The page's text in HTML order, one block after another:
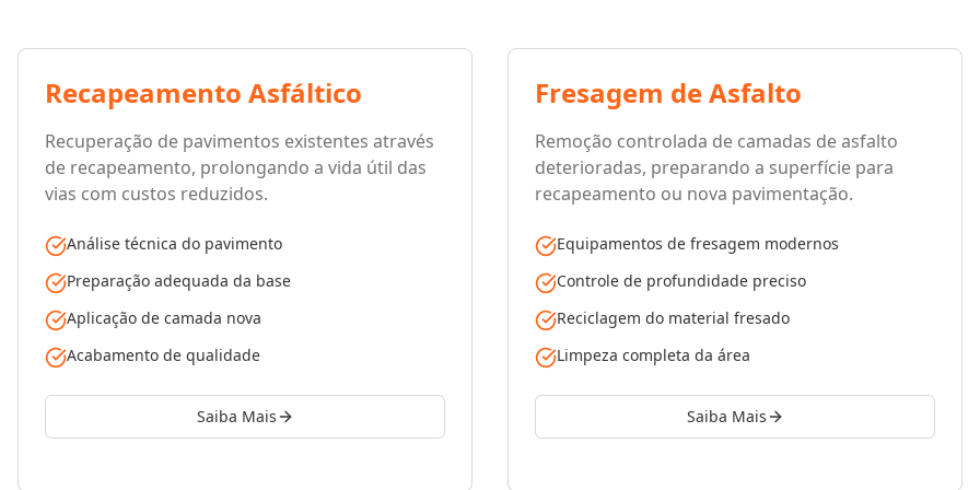
Recapeamento Asfáltico
Recuperação de pavimentos existentes através
de recapeamento, prolongando a vida útil das
vias com custos reduzidos.
Análise técnica do pavimento
Preparação adequada da base
Aplicação de camada nova
Acabamento de qualidade
Saiba Mais
Fresagem de Asfalto
Remoção controlada de camadas de asfalto
deterioradas, preparando a superfície para
recapeamento ou nova pavimentação.
Equipamentos de fresagem modernos
Controle de profundidade preciso
Reciclagem do material fresado
Limpeza completa da área
Saiba Mais